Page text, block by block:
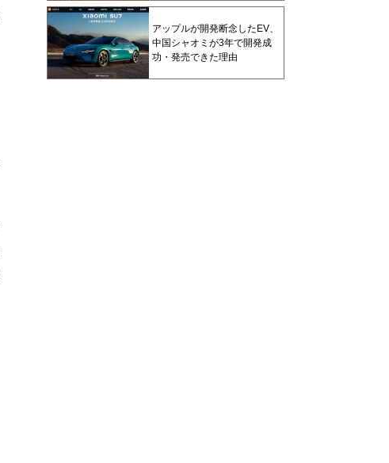
アップルが開発断念したEV、
中国シャオミが3年で開発成
功・発売できた理由